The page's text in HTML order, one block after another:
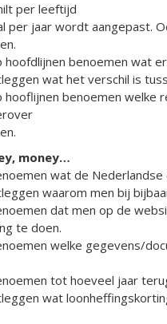
per leeftijd
per jaar wordt aangepast.
hoofdlijnen benoemen wat
wat het verschil is
hooflijnen benoemen welke
money…
wat de
waarom men bij
dat men op de
te doen.
welke gegevens/
tot hoeveel jaar
wat